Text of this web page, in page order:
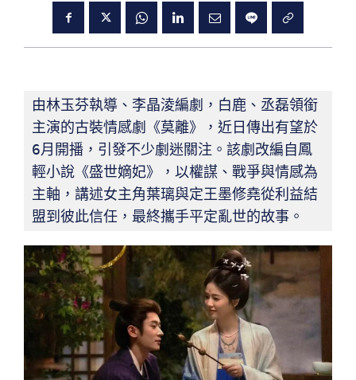
由林玉芬執導、李晶淩編劇，白鹿、丞磊領銜
主演的古裝情感劇《莫離》，近日傳出有望於
6月開播，引發不少劇迷關注。該劇改編自鳳
輕小說《盛世嫡妃》，以權謀、戰爭與情感為
主軸，講述女主角葉璃與定王墨修堯從利益結
盟到彼此信任，最終攜手平定亂世的故事。